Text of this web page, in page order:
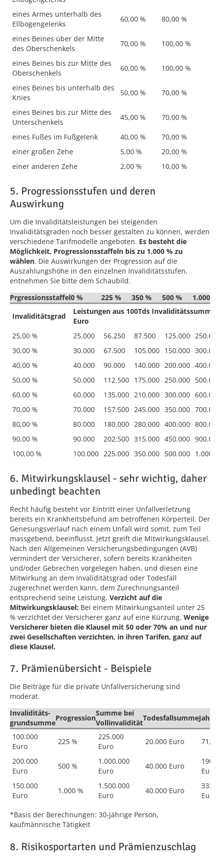
eines Armes unterhalb des
Ellbogengelenks
60,00 % 80,00 %
eines Beines über der Mitte
des Oberschenkels
70,00 % 100,00 %
eines Beines bis zur Mitte des
Oberschenkels
60,00 % 100,00 %
eines Beines bis unterhalb des
Knies
50,00 % 70,00 %
eines Beines bis zur Mitte des
Unterschenkels
45,00 % 70,00 %
eines Fußes im Fußgelenk 40,00 %
70,00 %
einer großen Zehe
5,00 %
20,00 %
einer anderen Zehe
2,00 % 10,00 %
5. Progressionsstufen und deren
Auswirkung
Um die Invaliditätsleistungen bei steigenden
Invaliditätsgraden noch besser gestalten zu können, werden
verschiedene Tarifmodelle angeboten. Es besteht die
Möglichkeit, Progressionsstaffeln bis zu 1.000 % zu
wählen. Die Auswirkungen der Progression auf die
Auszahlungshöhe in den einzelnen Invaliditätsstufen,
entnehmen Sie bitte dem Schaubild.
Prgressionsstaffel0 % 225 % 350 % 500 %
1.000 %
Invaliditätsgrad
Leistungen aus 100Tds Invaliditätssumme
Euro
25,00 %
25.000 56.250 87.500 125.000 250.000
30,00 %
30.000 67.500 105.000 150.000 300.000
40,00 %
40.000 90.000 140.000 200.000 400.000
50,00 %
50.000 112.500 175.000 250.000 500.000
60,00 %
60.000 135.000 210.000 300.000 600.000
70,00 %
70.000 157.500 245.000 350.000 700.000
80,00 %
80.000 180.000 280.000 400.000 800.000
90,00 %
90.000 202.500 315.000 450.000 900.000
100,00 %
100.000 225.000 350.000 500.000
6. Mitwirkungsklausel - sehr wichtig, daher
unbedingt beachten
Recht häufig besteht vor Eintritt einer Unfallverletzung
bereits ein Krankheitsbefund am betroffenen Körperteil. Der
Genesungsverlauf nach einem Unfall wird somit, zum Teil
massgebend, beeinflusst. Jetzt greift die Mitwirkungsklausel.
Nach den Allgemeinen Versicherungsbedingungen (AVB)
vermindert der Versicherer, sofern bereits Krankheiten
und/oder Gebrechen vorgelegen haben, und diesen eine
Mitwirkung an dem Invaliditätsgrad oder Todesfall
zugerechnet werden kann, dem Zurechnungsanteil
entsprechend seine Leistung. Verzicht auf die
Mitwirkungsklausel: Bei einem Mitwirkungsanteil unter 25
% verzichtet der Versicherer ganz auf eine Kürzung. Wenige
Versicherer bieten die Klausel mit 50 oder 70% an und nur
zwei Gesellschaften verzichten, in ihren Tarifen, ganz auf
diese Klausel.
7. Prämienübersicht - Beispiele
Die Beiträge für die private Unfallversicherung sind
moderat.
Invaliditäts-
grundsumme
Progression
Summe bei
Vollinvalidität
Todesfallsumme
100.000
Euro
225 %
225.000
Euro
20.000 Euro
200.000
Euro
500 %
1.000.000
Euro
40.000 Euro
Euro*
150.000
Euro
1.000 %
1.500.000
Euro
40.000 Euro
Euro*
*Basis der Berechnungen: 30-jährige Person,
kaufmännische Tätigkeit
8. Risikosportarten und Prämienzuschlag